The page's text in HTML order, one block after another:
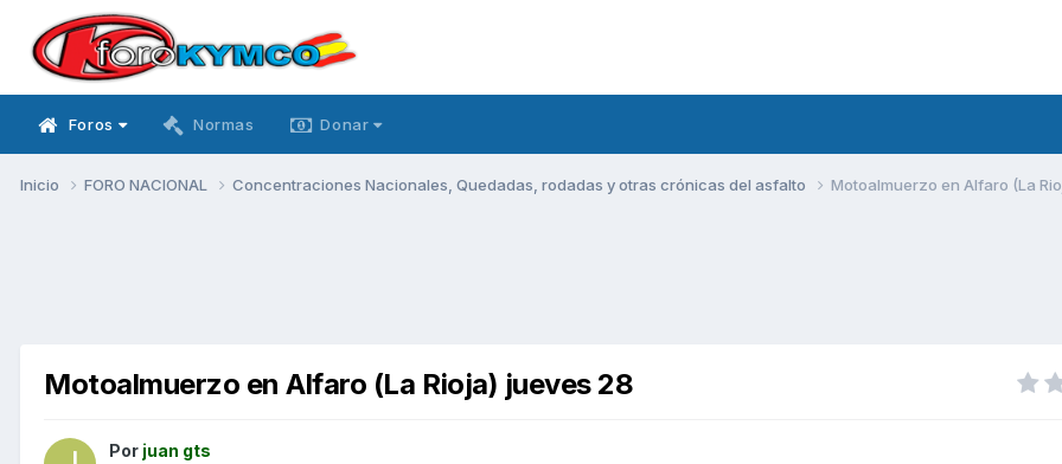
Foros Normas Donar
Inicio FORO NACIONAL Concentraciones Nacionales, Quedadas, rodadas y otras crónicas del asfalto Motoalmuerzo en Alfaro (La
Motoalmuerzo en Alfaro (La Rioja) jueves 28
Por juan gts